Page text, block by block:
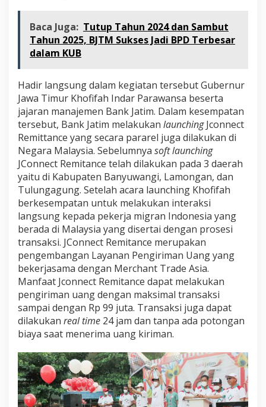
Baca Juga: Tutup Tahun 2024 dan Sambut
Tahun 2025, BJTM Sukses Jadi BPD Terbesar
dalam KUB
Hadir langsung dalam kegiatan tersebut Gubernur
Jawa Timur Khofifah Indar Parawansa beserta
jajaran manajemen Bank Jatim. Dalam kesempatan
tersebut, Bank Jatim melakukan launchingJconnect
Remittance yang secara pararel juga dilakukan di
Negara Malaysia. Sebelumnya softlaunching
JConnect Remitance telah dilakukan pada 3 daerah
yaitu di Kabupaten Banyuwangi, Lamongan, dan
Tulungagung. Setelah acara launching Khofifah
berkesempatan untuk melakukan interaksi
langsung kepada pekerja migran Indonesia yang
berada di Malaysia yang disertai dengan prosesi
transaksi. JConnect Remitance merupakan
pengembangan Layanan Pengiriman Uang yang
bekerjasama dengan Merchant Trade Asia.
Manfaat Jconnect Remitance dapat melakukan
pengiriman uang dengan maksimal transaksi
sampai dengan Rp 99 juta. Transaksi juga dapat
dilakukan real time 24 jam dan tanpa ada potongan
biaya saat menerima uang kiriman.